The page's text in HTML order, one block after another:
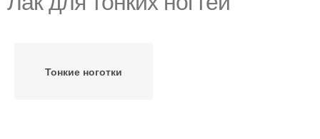
Тонкие ноготки